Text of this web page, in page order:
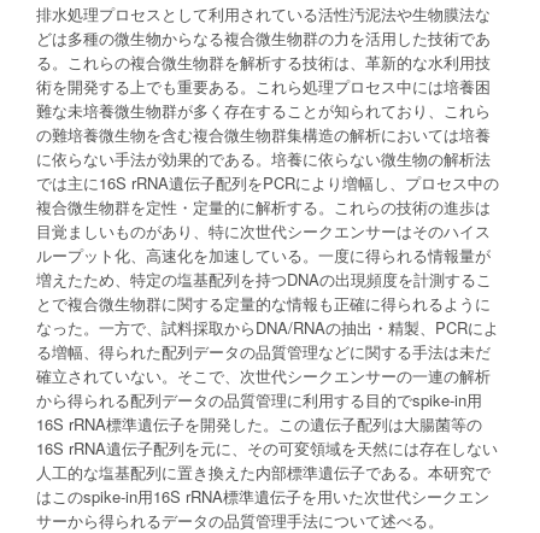
排水処理プロセスとして利用されている活性汚泥法や生物膜法な
どは多種の微生物からなる複合微生物群の力を活用した技術であ
る。これらの複合微生物群を解析する技術は、革新的な水利用技
術を開発する上でも重要ある。これら処理プロセス中には培養困
難な未培養微生物群が多く存在することが知られており、これら
の難培養微生物を含む複合微生物群集構造の解析においては培養
に依らない手法が効果的である。培養に依らない微生物の解析法
では主に16S rRNA遺伝子配列をPCRにより増幅し、プロセス中の
複合微生物群を定性・定量的に解析する。これらの技術の進歩は
目覚ましいものがあり、特に次世代シークエンサーはそのハイス
ループット化、高速化を加速している。一度に得られる情報量が
増えたため、特定の塩基配列を持つDNAの出現頻度を計測するこ
とで複合微生物群に関する定量的な情報も正確に得られるように
なった。一方で、試料採取からDNA/RNAの抽出・精製、PCRによ
る増幅、得られた配列データの品質管理などに関する手法は未だ
確立されていない。そこで、次世代シークエンサーの一連の解析
から得られる配列データの品質管理に利用する目的でspike-in用
16S rRNA標準遺伝子を開発した。この遺伝子配列は大腸菌等の
16S rRNA遺伝子配列を元に、その可変領域を天然には存在しない
人工的な塩基配列に置き換えた内部標準遺伝子である。本研究で
はこのspike-in用16S rRNA標準遺伝子を用いた次世代シークエン
サーから得られるデータの品質管理手法について述べる。